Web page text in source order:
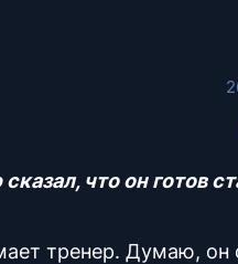
что он готов
тренер. Думаю, он